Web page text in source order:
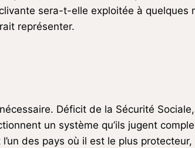
sera-t-elle exploitée à quelques
représenter.
Déficit de la Sécurité Sociale,
un système qu’ils jugent
des pays où il est le plus protecteur,